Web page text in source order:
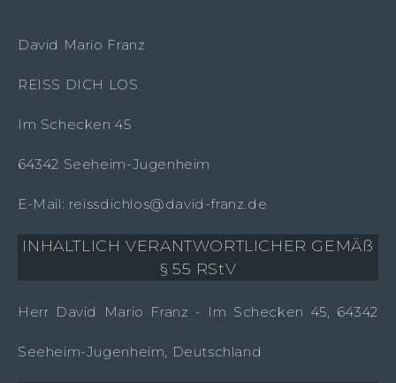
David Mario Franz
REISS DICH LOS
Im Schecken 45
64342 Seeheim-Jugenheim
E-Mail: reissdichlos@david-franz.de
INHALTLICH VERANTWORTLICHER GEMÄß
§ 55 RStV
Herr David Mario Franz - Im Schecken 45, 64342
Seeheim-Jugenheim, Deutschland